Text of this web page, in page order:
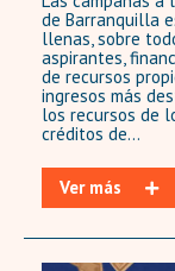
de Barranquilla
llenas, sobre
aspirantes,
de recursos
ingresos más
los recursos de
créditos de...
Ver más